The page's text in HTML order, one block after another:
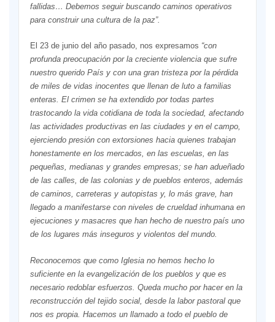
fallidas… Debemos seguir buscando caminos operativos
para construir una cultura de la paz”.
El 23 de junio del año pasado, nos expresamos “con
profunda preocupación por la creciente violencia que sufre
nuestro querido País y con una gran tristeza por la pérdida
de miles de vidas inocentes que llenan de luto a familias
enteras. El crimen se ha extendido por todas partes
trastocando la vida cotidiana de toda la sociedad, afectando
las actividades productivas en las ciudades y en el campo,
ejerciendo presión con extorsiones hacia quienes trabajan
honestamente en los mercados, en las escuelas, en las
pequeñas, medianas y grandes empresas; se han adueñado
de las calles, de las colonias y de pueblos enteros, además
de caminos, carreteras y autopistas y, lo más grave, han
llegado a manifestarse con niveles de crueldad inhumana en
ejecuciones y masacres que han hecho de nuestro país uno
de los lugares más inseguros y violentos del mundo.
Reconocemos que como Iglesia no hemos hecho lo
suficiente en la evangelización de los pueblos y que es
necesario redoblar esfuerzos. Queda mucho por hacer en la
reconstrucción del tejido social, desde la labor pastoral que
nos es propia. Hacemos un llamado a todo el pueblo de